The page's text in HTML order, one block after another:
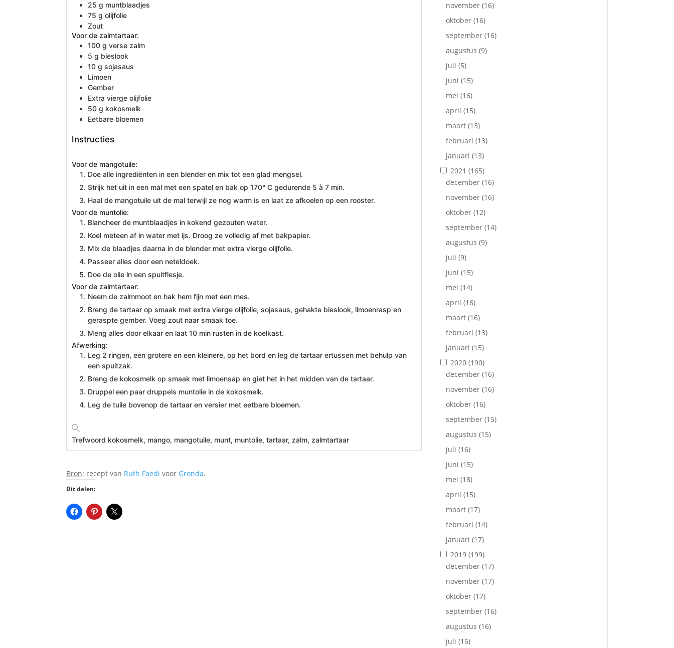
25 g muntblaadjes
75 g olijfolie
Zout
Voor de zalmtartaar:
100 g verse zalm
5 g bieslook
10 g sojasaus
Limoen
Gember
Extra vierge olijfolie
50 g kokosmelk
Eetbare bloemen
Instructies
Voor de mangotuile:
Doe alle ingrediënten in een blender en mix tot een glad mengsel.
Strijk het uit in een mal met een spatel en bak op 170° C gedurende 5 à 7 min.
Haal de mangotuile uit de mal terwijl ze nog warm is en laat ze afkoelen op een rooster.
Voor de muntolie:
Blancheer de muntblaadjes in kokend gezouten water.
Koel meteen af in water met ijs. Droog ze volledig af met bakpapier.
Mix de blaadjes daarna in de blender met extra vierge olijfolie.
Passeer alles door een neteldoek.
Doe de olie in een spuitflesje.
Voor de zalmtartaar:
Neem de zalmmoot en hak hem fijn met een mes.
Breng de tartaar op smaak met extra vierge olijfolie, sojasaus, gehakte bieslook, limoenrasp en
geraspte gember. Voeg zout naar smaak toe.
Meng alles door elkaar en laat 10 min rusten in de koelkast.
Afwerking:
Leg 2 ringen, een grotere en een kleinere, op het bord en leg de tartaar ertussen met behulp van
een spuitzak.
Breng de kokosmelk op smaak met limoensap en giet het in het midden van de tartaar.
Druppel een paar druppels muntolie in de kokosmelk.
Leg de tuile bovenop de tartaar en versier met eetbare bloemen.
Trefwoord kokosmelk, mango, mangotuile, munt, muntolie, tartaar, zalm, zalmtartaar
Bron: recept van Ruth Faedi voor Gronda.
Dit delen:
november(16)
oktober(16)
september(16)
augustus (9)
juli (5)
juni (15)
mei (16)
april (15)
maart(13)
februari (13)
januari (13)
2021 (165)
december(16)
november(16)
oktober(12)
september(14)
augustus (9)
juli (9)
juni (15)
mei (14)
april (16)
maart(16)
februari (13)
januari (15)
2020(190)
december(16)
november(16)
oktober(16)
september(15)
augustus (15)
juli (16)
juni (15)
mei (18)
april (15)
maart(17)
februari (14)
januari (17)
2019(199)
december(17)
november(17)
oktober(17)
september(16)
augustus (16)
juli (15)